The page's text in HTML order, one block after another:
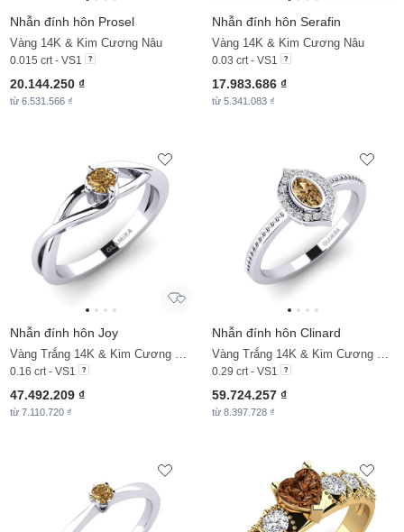
Nhẫn đính hôn Prosel
Vàng 14K & Kim Cương Nâu
0.015 crt - VS1
20.144.250 ₫
từ 6.531.566 ₫
Nhẫn đính hôn Serafin
Vàng 14K & Kim Cương Nâu
0.03 crt - VS1
17.983.686 ₫
từ 5.341.083 ₫
Nhẫn đính hôn Joy
0.16 crt - VS1
47.492.209 ₫
từ 7.110.720 ₫
Nhẫn đính hôn Clinard
0.29 crt - VS1
59.724.257 ₫
từ 8.397.728 ₫